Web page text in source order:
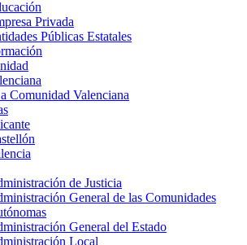
Privada
Públicas Estatales
Comunidad Valenciana
de Justicia
General de las Comunidades
General del Estado
Local